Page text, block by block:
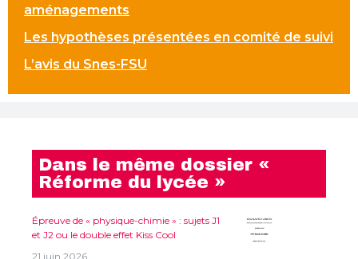
aménagements
Les hypothèses présentées en comité de suivi
L’avis du Snes-FSU
Dans le même dossier «
Réforme du lycée »
Épreuve de « physique-chimie » : sujets J1
et J2 ou le double effet Kiss Cool
21 juin 2026